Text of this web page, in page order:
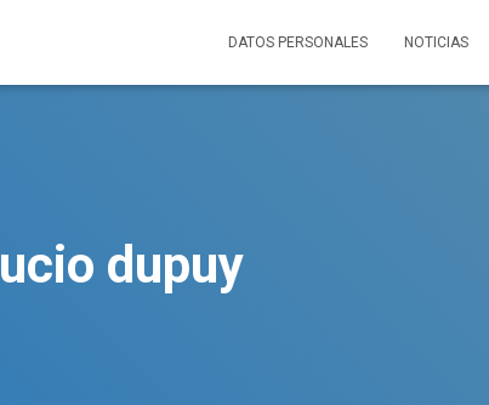
DATOS PERSONALES NOTICIAS
lucio dupuy